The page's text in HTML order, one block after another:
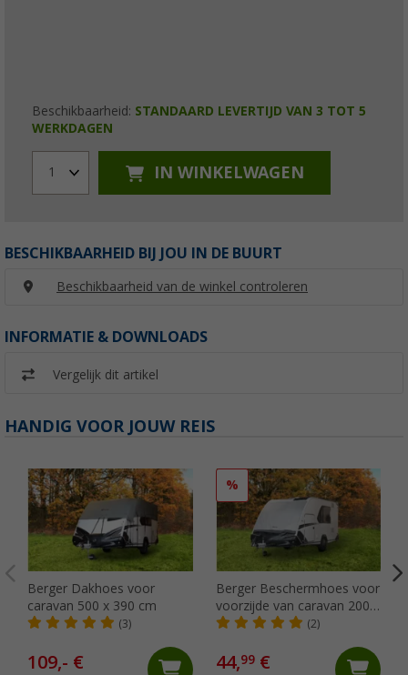
Beschikbaarheid: STANDAARD LEVERTIJD VAN 3 TOT 5
WERKDAGEN
1 IN WINKELWAGEN
BESCHIKBAARHEID BIJ JOU IN DE BUURT
Beschikbaarheid van de winkel controleren
INFORMATIE & DOWNLOADS
Vergelijk dit artikel
HANDIG VOOR JOUW REIS
Berger Dakhoes voor
caravan 500 x 390 cm
(3)
109,- €
%
Berger Beschermhoes voor
voorzijde van caravan 200 x
160 cm
(2)
44,99€